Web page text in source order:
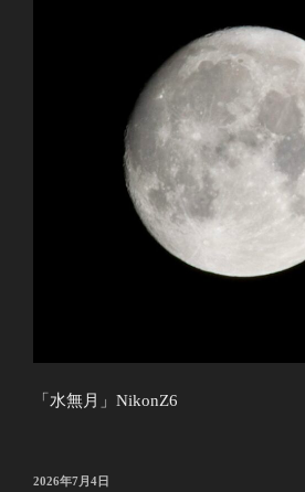
「水無月」NikonZ6
投
2026年7月4日